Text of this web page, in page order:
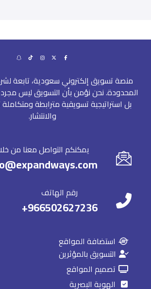
منصة تسويق إلكتروني سعودية، تابعة
المحدودة. نحن نؤمن بأن التسويق ليس مجرد
بل استراتيجية تسويقية مترابطة
والانتشار.
يمكنكم التواصل معنا من
رقم الهاتف
966502627236+⁩
استضافة المواقع
التسويق بالمؤثرين
تصميم المواقع
الهوية البصرية